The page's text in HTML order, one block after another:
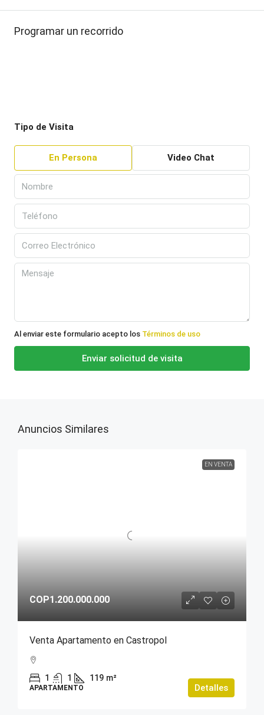
Programar un recorrido
Tipo de Visita
En Persona Video Chat
Al enviar este formulario acepto los Términos de uso
Enviar solicitud de visita
Anuncios Similares
EN VENTA
COP1.200.000.000
Venta Apartamento en Castropol
1 1 119 m²
APARTAMENTO Detalles